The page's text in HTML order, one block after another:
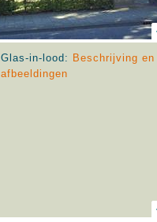
Glas-in-lood: Beschrijving en
afbeeldingen